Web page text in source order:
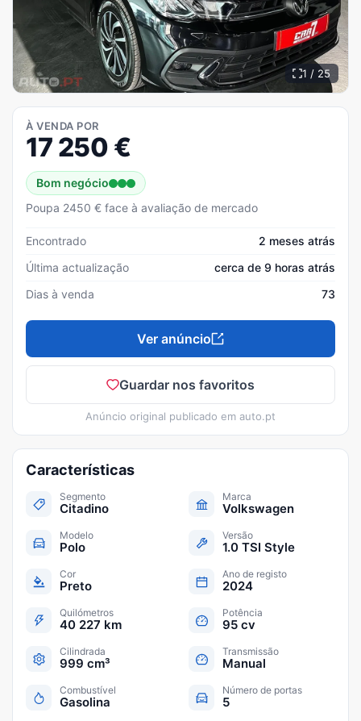
1 / 25
À VENDA POR
17 250 €
Bom negócio
Poupa 2450 € face à avaliação de mercado
Encontrado
2 meses atrás
Última actualização
cerca de 9 horas atrás
Dias à venda
73
Ver anúncio
Guardar nos favoritos
Anúncio original publicado em auto.pt
Características
Segmento
Citadino
Marca
Volkswagen
Modelo
Polo
Versão
1.0 TSI Style
Cor
Preto
Ano de registo
2024
Quilómetros
40 227 km
Potência
95 cv
Cilindrada
999 cm³
Transmissão
Manual
Combustível
Gasolina
Número de portas
5